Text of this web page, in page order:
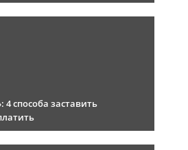
4 способа заставить